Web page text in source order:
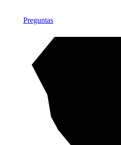
Preguntas